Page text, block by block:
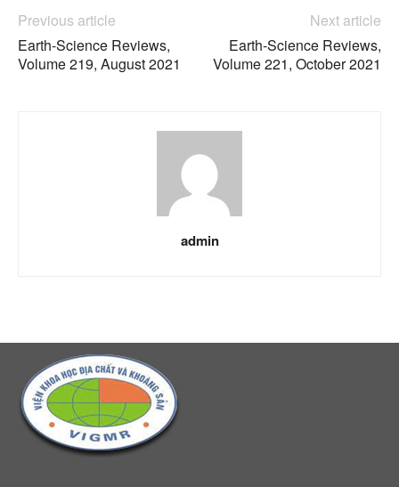
Previous article
Earth-Science Reviews,
Volume 219, August 2021
Next article
Earth-Science Reviews,
Volume 221, October 2021
admin